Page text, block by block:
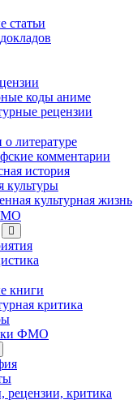
статьи
коды аниме
рецензии
о литературе
комментарии
история
культуры
культурная жизнь
книги
критика
ФМО
рецензии, критика